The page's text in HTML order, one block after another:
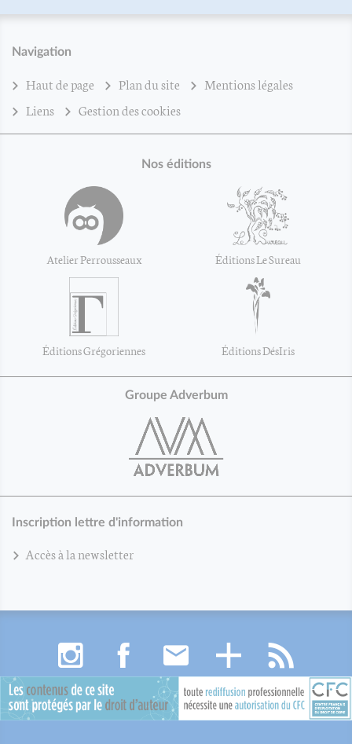
Navigation
Haut de page Plan du site
Mentions légales
Liens
Gestion des cookies
Nos éditions
Atelier Perrousseaux Éditions Le Sureau
Éditions Grégoriennes Éditions DésIris
Groupe Adverbum
Inscription lettre d'information
Accès à la newsletter